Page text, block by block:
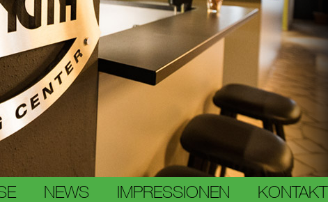
NEWS IMPRESSIONEN KONTAKT